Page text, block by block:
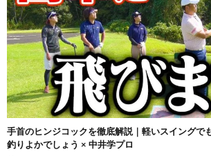
手首のヒンジコックを徹底解説｜軽いスイングで
釣りよかでしょう × 中井学プロ